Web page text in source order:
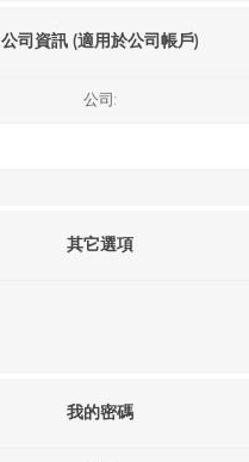
公司資訊 (適用於公司帳戶)
公司:
其它選項
我的密碼